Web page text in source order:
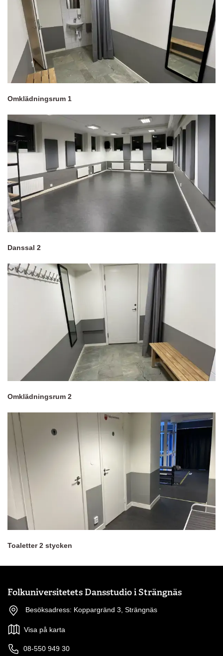
Omklädningsrum 1
Danssal 2
Omklädningsrum 2
Toaletter 2 stycken
Folkuniversitetets Dansstudio i Strängnäs
Besöksadress: Koppargränd 3, Strängnäs
Visa på karta
08-550 949 30